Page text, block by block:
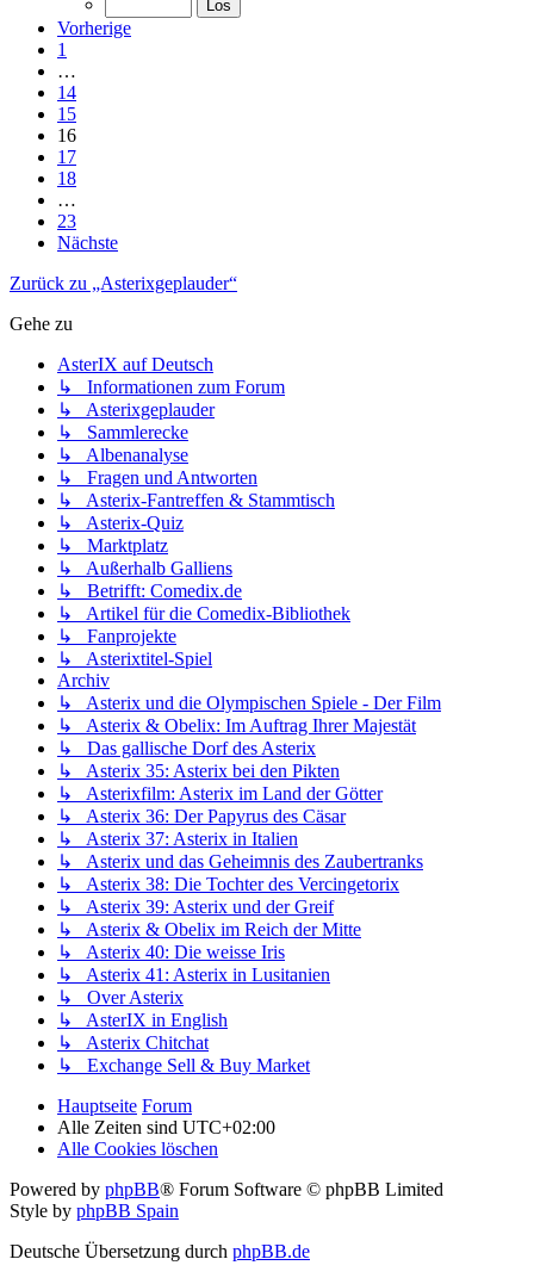
Vorherige
1
…
14
15
16
17
18
…
23
Nächste
Zurück zu „Asterixgeplauder“
Gehe zu
AsterIX auf Deutsch
↳ Informationen zum Forum
↳ Asterixgeplauder
↳ Sammlerecke
↳ Albenanalyse
↳ Fragen und Antworten
↳ Asterix-Fantreffen & Stammtisch
↳ Asterix-Quiz
↳ Marktplatz
↳ Außerhalb Galliens
↳ Betrifft: Comedix.de
↳ Artikel für die Comedix-Bibliothek
↳ Fanprojekte
↳ Asterixtitel-Spiel
Archiv
↳ Asterix und die Olympischen Spiele - Der Film
↳ Asterix & Obelix: Im Auftrag Ihrer Majestät
↳ Das gallische Dorf des Asterix
↳ Asterix 35: Asterix bei den Pikten
↳ Asterixfilm: Asterix im Land der Götter
↳ Asterix 36: Der Papyrus des Cäsar
↳ Asterix 37: Asterix in Italien
↳ Asterix und das Geheimnis des Zaubertranks
↳ Asterix 38: Die Tochter des Vercingetorix
↳ Asterix 39: Asterix und der Greif
↳ Asterix & Obelix im Reich der Mitte
↳ Asterix 40: Die weisse Iris
↳ Asterix 41: Asterix in Lusitanien
↳ Over Asterix
↳ AsterIX in English
↳ Asterix Chitchat
↳ Exchange Sell & Buy Market
Hauptseite Forum
Alle Zeiten sind UTC+02:00
Alle Cookies löschen
Powered by phpBB® Forum Software © phpBB Limited
Style by phpBB Spain
Deutsche Übersetzung durch phpBB.de